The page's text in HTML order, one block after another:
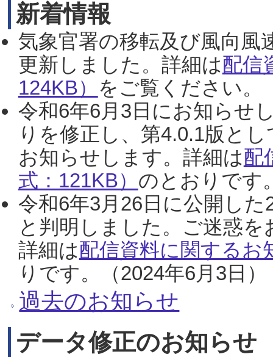
新着情報
気象官署の移転及び風向風
更新しました。詳細は配信
124KB） をご覧ください。
令和6年6月3日にお知らせ
りを修正し、第4.0.1版と
お知らせします。詳細は配
式：121KB） のとおりです
令和6年3月26日に公開し
と判明しました。ご迷惑
詳細は配信資料に関するお
りです。（2024年6月3日）
過去のお知らせ
データ修正のお知らせ